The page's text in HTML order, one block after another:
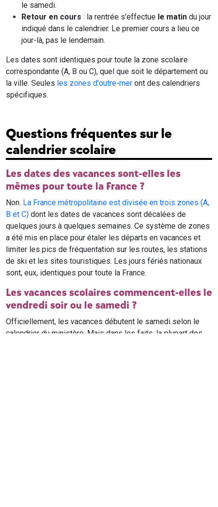
le samedi.
Retour en cours : la rentrée s'effectue le matin du jour
indiqué dans le calendrier. Le premier cours a lieu ce
jour-là, pas le lendemain.
Les dates sont identiques pour toute la zone scolaire
correspondante (A, B ou C), quel que soit le département ou
la ville. Seules les zones d'outre-mer ont des calendriers
spécifiques.
Questions fréquentes sur le
calendrier scolaire
Les dates des vacances sont-elles les
mêmes pour toute la France ?
Non. La France métropolitaine est divisée en trois zones (A,
B et C) dont les dates de vacances sont décalées de
quelques jours à quelques semaines. Ce système de zones
a été mis en place pour étaler les départs en vacances et
limiter les pics de fréquentation sur les routes, les stations
de ski et les sites touristiques. Les jours fériés nationaux
sont, eux, identiques pour toute la France.
Les vacances scolaires commencent-elles le
vendredi soir ou le samedi ?
Officiellement, les vacances débutent le samedi selon le
calendrier du ministère. Mais dans les faits, la plupart des